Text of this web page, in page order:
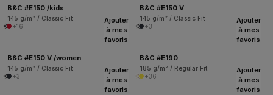
B&C #E150 /kids
145 g/m² / Classic Fit
+16
B&C #E150 V
145 g/m² / Classic Fit
+3
Ajouter
à mes
favoris
B&C #E150 V /women
145 g/m² / Classic Fit
+3
Ajouter
à mes
favoris
B&C #E190
185 g/m² / Regular Fit
+36
Ajouter
à mes
favoris
Ajouter
à mes
favoris